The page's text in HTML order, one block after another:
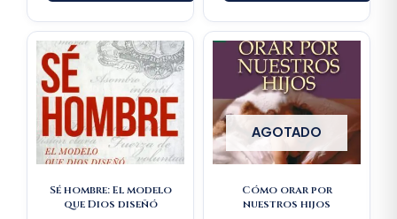
Sé hombre: El modelo
que Dios diseñó
AGOTADO
Cómo orar por
nuestros hijos